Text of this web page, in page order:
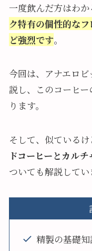
一度飲んだ方はわか
ク特有の個性的な
ど強烈です。
今回は、アナエロ
説し、このコーヒ
ります。
そして、似ている
ドコーヒーとカル
ついても解説してい
精製の基礎